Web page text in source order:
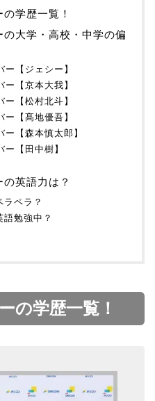
学歴一覧！
大学・高校・中学の偏
【ジェシー】
【京本大我】
【松村北斗】
【髙地優吾】
【森本慎太郎】
【田中樹】
英語力は？
ラペラ？
勉強中？
の学歴一覧！